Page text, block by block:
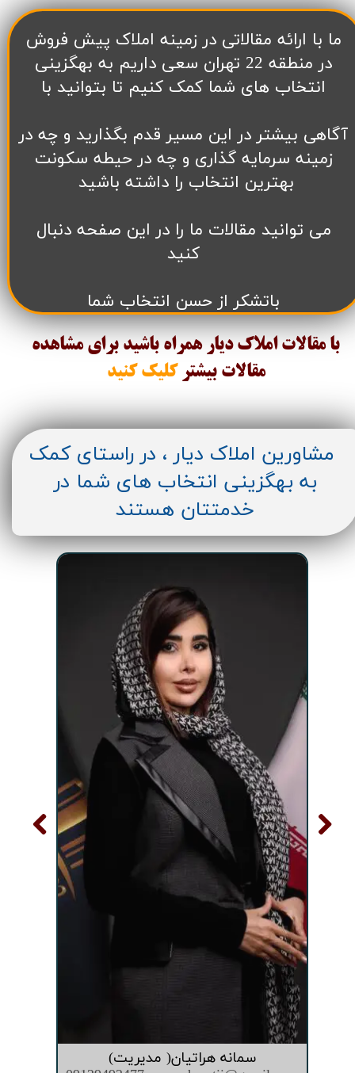
​ما با ارائه مقالاتی در زمینه املاک پیش فروش
در منطقه 22 تهران سعی داریم به بهگزینی
انتخاب های شما کمک کنیم تا بتوانید با
آگاهی بیشتر در این مسیر قدم بگذارید و چه در
زمینه سرمایه گذاری و چه در حیطه سکونت
بهترین انتخاب را داشته باشید
می توانید مقالات ما را در این صفحه دنبال
کنید
باتشکر از حسن انتخاب شما
با مقالات املاک دیار همراه باشید برای مشاهده
مقالات بیشتر کلیک کنید
سمانه هراتیان( مدیریت)
مشاورین املاک دیار ، در راستای کمک
به بهگزینی انتخاب های شما در
خدمتتان هستند